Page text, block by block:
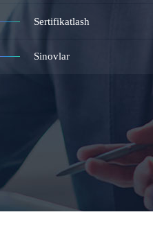
Sertifikatlash
Sinovlar